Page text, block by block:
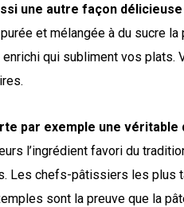
une autre façon
et mélangée à du sucre
qui subliment vos
par exemple une
l’ingrédient favori du
Les chefs-pâtissiers les plus
sont la preuve que la